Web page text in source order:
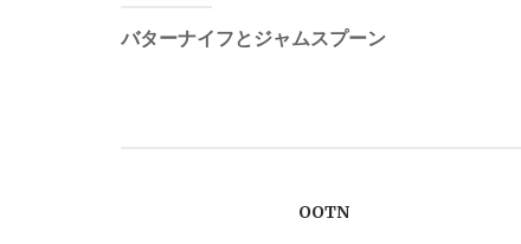
稿
バターナイフとジャムスプーン
OOTN